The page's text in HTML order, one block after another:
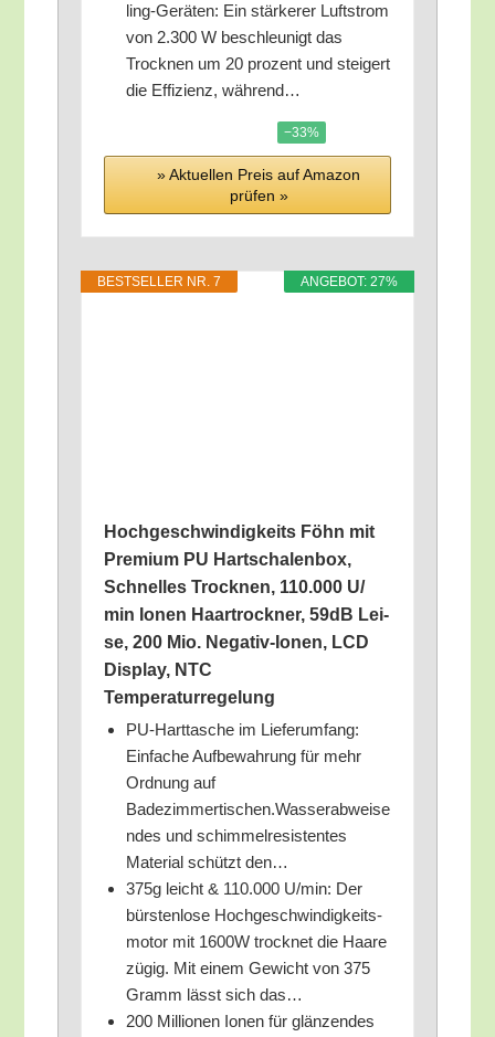
ling-Gerä­ten: Ein stär­ke­rer Luft­strom
von 2.300 W beschleu­nigt das
Trock­nen um 20 pro­zent und stei­gert
die Effi­zi­enz, während…
−33%
» Aktu­el­len Preis auf Ama­zon
prü­fen »
ANGE­BOT: 27%
BEST­SEL­LER NR. 7
Hoch­ge­schwin­dig­keits Föhn mit
Pre­mi­um PU Hart­scha­len­box,
Schnel­les Trock­nen, 110.000 U/​
min Ionen Haar­trock­ner, 59dB Lei­
se, 200 Mio. Nega­tiv-Ionen, LCD
Dis­play, NTC
Temperaturregelung
PU-Hart­ta­sche im Lie­fer­um­fang:
Ein­fa­che Auf­be­wah­rung für mehr
Ord­nung auf
Badezimmertischen.Wasserabweise
ndes und schim­mel­re­sis­ten­tes
Mate­ri­al schützt den…
375g leicht & 110.000 U/​min: Der
bürs­ten­lo­se Hoch­ge­schwin­dig­keits­
mo­tor mit 1600W trock­net die Haa­re
zügig. Mit einem Gewicht von 375
Gramm lässt sich das…
200 Mil­lio­nen Ionen für glän­zen­des